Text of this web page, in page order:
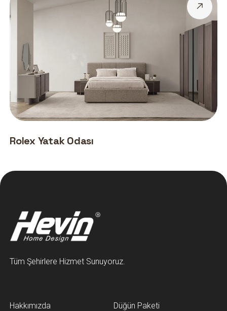
Rolex Yatak Odası
Tüm Şehirlere Hizmet Sunuyoruz.
Hakkımızda
Düğün Paketi